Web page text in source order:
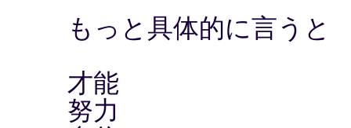
もっと具体的に言うと
才能
努力